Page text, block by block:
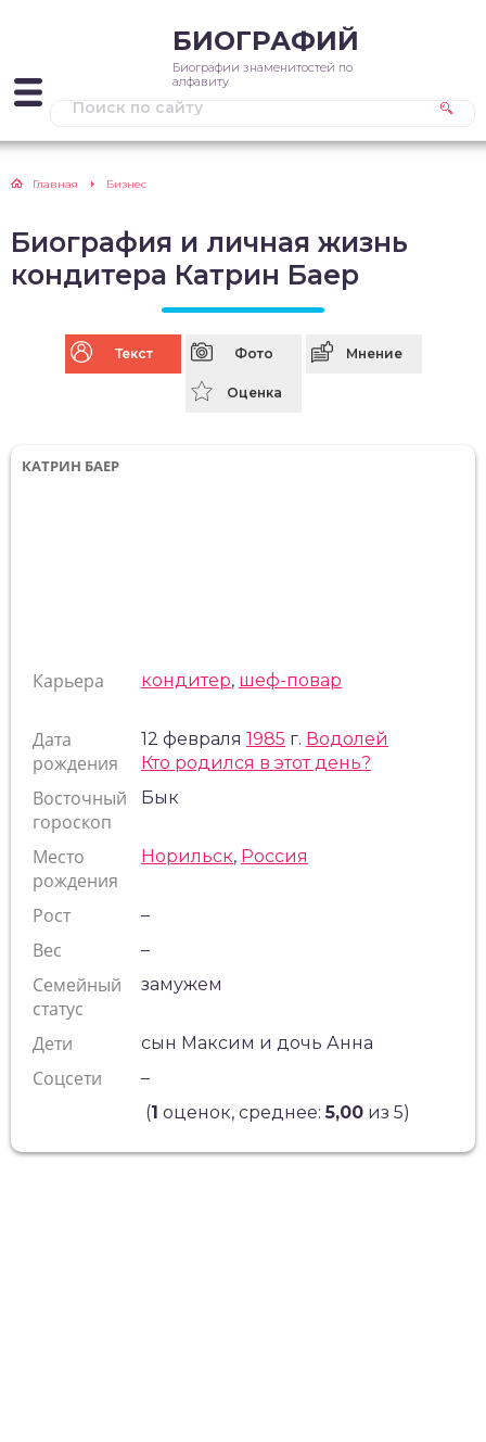
БИОГРАФИЙ
Биографии знаменитостей по
алфавиту
Главная Бизнес
Биография и личная жизнь
кондитера Катрин Баер
Текст Фото Мнение
Оценка
КАТРИН БАЕР
Карьера кондитер, шеф-повар
Дата
рождения
12 февраля 1985 г. Водолей
Кто родился в этот день?
Восточный
гороскоп
Бык
Место
рождения
Норильск, Россия
Рост –
Вес –
Семейный
статус
замужем
Дети сын Максим и дочь Анна
Соцсети
–
(1 оценок, среднее:5,00 из 5)